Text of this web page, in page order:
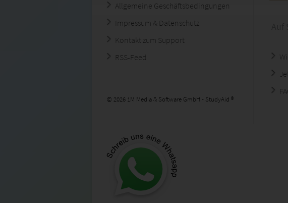
Allgemeine Geschäftsbedingungen
Impressum & Datenschutz
Kontakt zum Support
RSS-Feed
© 2026 1M Media & Software GmbH - StudyAid ®